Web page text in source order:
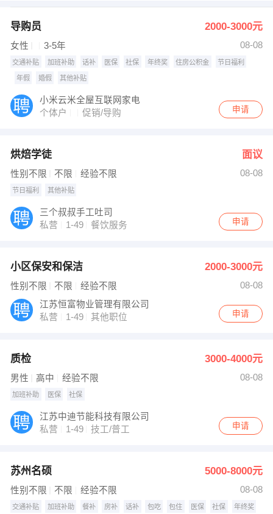
发布 [小区保安和保洁 ] 招聘信息
【龚玮】 强势入驻
导购员 2000-3000元
女性 3-5年 08-08
交通补贴 加班补助 话补 医保 社保 年终奖 住房公积金 节日福利
年假 婚假 其他补贴
小米云米全屋互联网家电
个体户
促销/导购 申请
烘焙学徒 面议
性别不限 不限 经验不限 08-08
节日福利 其他补贴
三个叔叔手工吐司
私营
1-49 餐饮服务 申请
小区保安和保洁 2000-3000元
性别不限 不限 经验不限
08-08
江苏恒富物业管理有限公司
私营
1-49 其他职位 申请
质检 3000-4000元
男性 高中 经验不限 08-08
加班补助 医保 社保
江苏中迪节能科技有限公司
私营
1-49 技工/普工 申请
苏州名硕 5000-8000元
性别不限 不限 经验不限 08-08
交通补贴 加班补助 餐补 房补 话补 包吃 包住 医保 社保 年终奖